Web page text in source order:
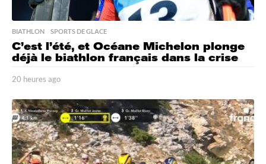
BIATHLON ,SPORTS DE GLACE
C’est l’été, et Océane Michelon plonge
déjà le biathlon français dans la crise
20 heures ago
h
e
u
r
e
s